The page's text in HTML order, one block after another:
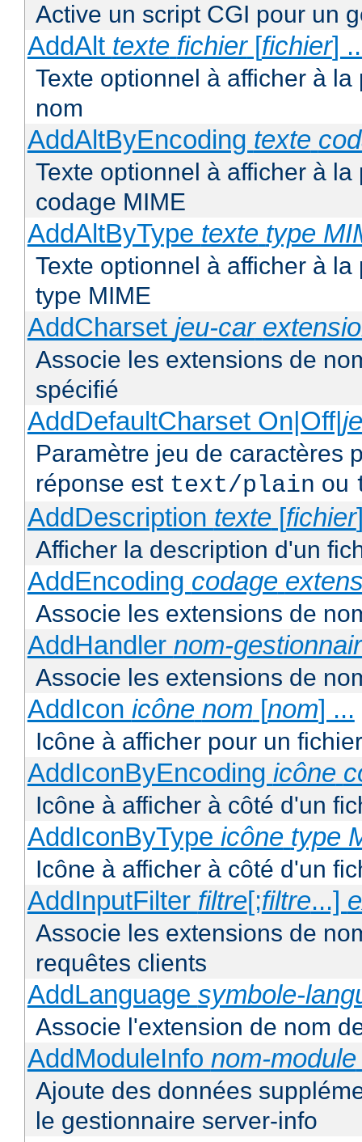
Active un script CGI pour un
AddAlt texte fichier[fichier]
Texte optionnel à afficher à
nom
AddAltByEncoding texte
Texte optionnel à afficher à
codage MIME
AddAltByType texte type
Texte optionnel à afficher à
type MIME
AddCharset jeu-car
Associe les extensions de
spécifié
AddDefaultCharset On|Off|
Paramètre jeu de caractères
réponse est text/plain ou
AddDescription texte [fichier
Afficher la description d'un
AddEncoding codage
Associe les extensions de
AddHandler nom-
Associe les extensions de
AddIcon icône nom [nom] ...
Icône à afficher pour un
AddIconByEncoding icône
Icône à afficher à côté d'un
AddIconByType icône type
Icône à afficher à côté d'un
AddInputFilter filtre[;filtre...]
Associe les extensions de
requêtes clients
AddLanguage symbole-
Associe l'extension de nom
AddModuleInfo nom-module
Ajoute des données
le gestionnaire server-info